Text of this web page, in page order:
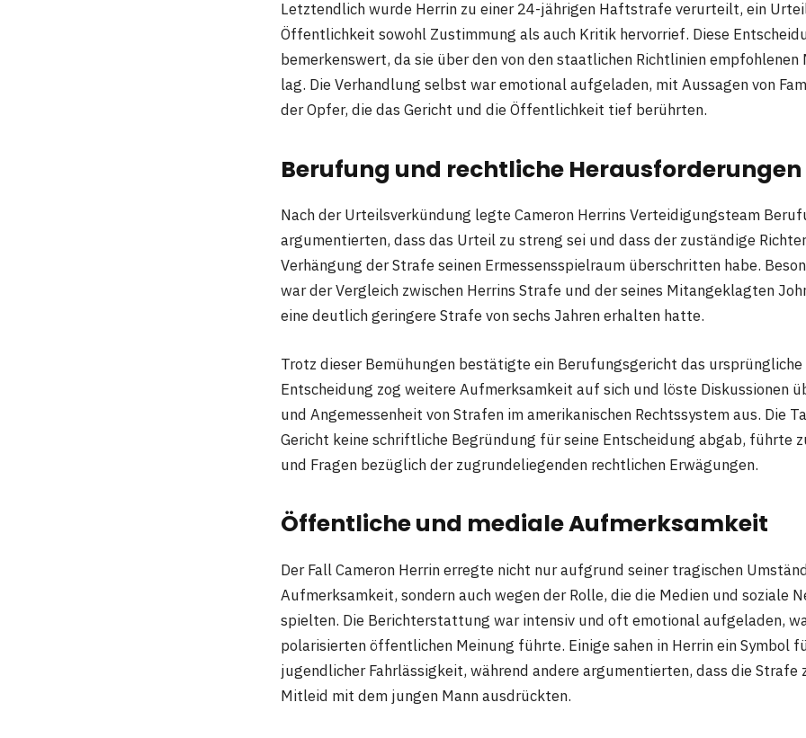
Letztendlich wurde Herrin zu einer 24-jährigen Haftstrafe verurteilt, ein
Öffentlichkeit sowohl Zustimmung als auch Kritik hervorrief. Diese
bemerkenswert, da sie über den von den staatlichen Richtlinien
lag. Die Verhandlung selbst war emotional aufgeladen, mit Aussagen von
der Opfer, die das Gericht und die Öffentlichkeit tief berührten.
Berufung und rechtliche Herausforderungen
Nach der Urteilsverkündung legte Cameron Herrins Verteidigungsteam
argumentierten, dass das Urteil zu streng sei und dass der zuständige
Verhängung der Strafe seinen Ermessensspielraum überschritten habe.
war der Vergleich zwischen Herrins Strafe und der seines Mitangeklagten
eine deutlich geringere Strafe von sechs Jahren erhalten hatte.
Trotz dieser Bemühungen bestätigte ein Berufungsgericht das ursprüngliche
Entscheidung zog weitere Aufmerksamkeit auf sich und löste Diskussionen
und Angemessenheit von Strafen im amerikanischen Rechtssystem aus. Die
Gericht keine schriftliche Begründung für seine Entscheidung abgab, führte
und Fragen bezüglich der zugrundeliegenden rechtlichen Erwägungen.
Öffentliche und mediale Aufmerksamkeit
Der Fall Cameron Herrin erregte nicht nur aufgrund seiner tragischen
Aufmerksamkeit, sondern auch wegen der Rolle, die die Medien und soziale
spielten. Die Berichterstattung war intensiv und oft emotional aufgeladen,
polarisierten öffentlichen Meinung führte. Einige sahen in Herrin ein Symbol
jugendlicher Fahrlässigkeit, während andere argumentierten, dass die Strafe
Mitleid mit dem jungen Mann ausdrückten.